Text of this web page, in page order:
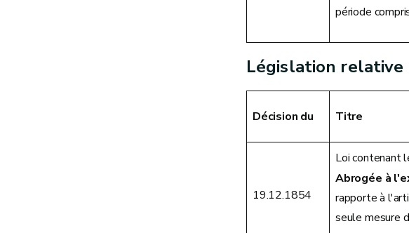
période
Législation relative
Décision du Titre
19.12.1854
Loi contenant
Abrogée à
rapporte à
seule mesure